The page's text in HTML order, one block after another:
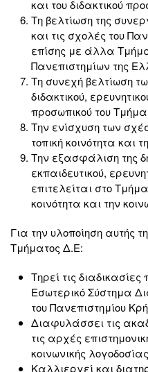
και του διδακτικού
Τη βελτίωση της
και τις σχολές του
επίσης με άλλα
Πανεπιστημίων της
Τη συνεχή βελτίωση
διδακτικού,
προσωπικού του
Την ενίσχυση των
τοπική κοινότητα και
Την εξασφάλιση της
εκπαιδευτικού,
επιτελείται στο
κοινότητα και την
Για την υλοποίηση αυτής
Τμήματος Δ.Ε:
Τηρεί τις
Εσωτερικό Σύστημα
του Πανεπιστημίου
Διαφυλάσσει τις
τις αρχές
κοινωνικής
Καλλιεργεί και